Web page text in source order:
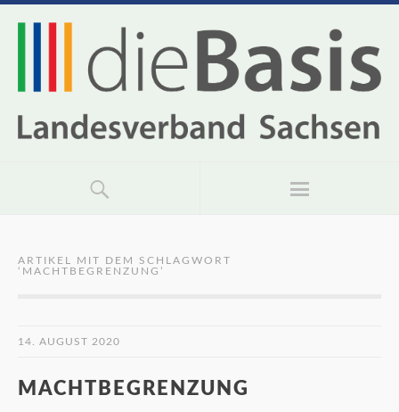
ARTIKEL MIT DEM SCHLAGWORT
‘ MACHTBEGRENZUNG ’
14. AUGUST 2020
MACHTBEGRENZUNG